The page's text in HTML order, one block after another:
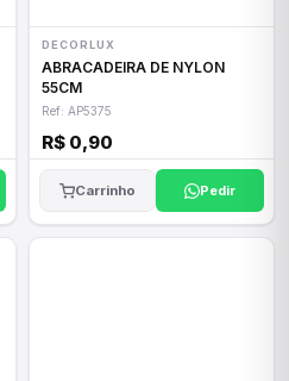
DECORLUX
ABRACADEIRA DE NYLON
55CM
Ref: AP5375
R$ 0,90
Carrinho Pedir